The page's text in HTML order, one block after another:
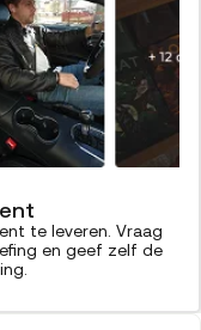
te leveren. Vraag
en geef zelf de